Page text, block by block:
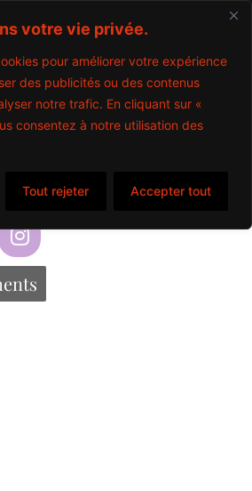
votre vie privée.
pour améliorer votre expérience
des publicités ou des contenus
notre trafic. En cliquant sur «
consentez à notre utilisation des
Tout rejeter Accepter tout
Propulsé par Miitems